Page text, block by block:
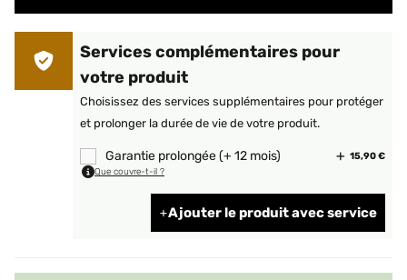
Services complémentaires pour
votre produit
Choisissez des services supplémentaires pour protéger
et prolonger la durée de vie de votre produit.
Garantie prolongée (+ 12 mois) 15,90 €
Que couvre-t-il ?
Ajouter le produit avec service